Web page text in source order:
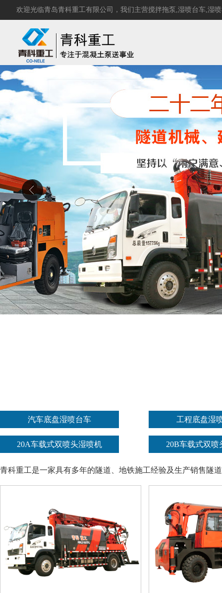
欢迎光临青岛青科重工有限公司，我们主营搅拌拖泵 ,湿喷台车,湿
汽车底盘湿喷台车 工程底盘湿
20A车载式双喷头湿喷机 20B车载式双喷
青科重工是一家具有多年的隧道、地铁施工经验及生产销售隧